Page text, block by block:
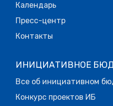
Календарь
Пресс-центр
Контакты
ИНИЦИАТИВНОЕ
Все об инициативном
Конкурс проектов ИБ